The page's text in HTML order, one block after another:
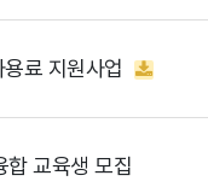
료 지원사업
합 교육생 모집